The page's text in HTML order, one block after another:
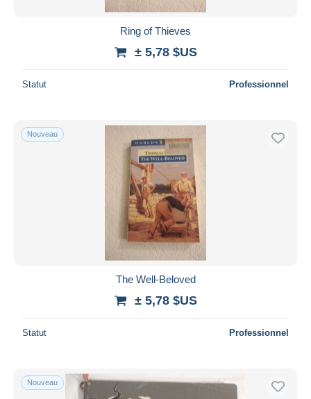
Ring of Thieves
± 5,78 $US
Statut Professionnel
Nouveau
The Well-Beloved
± 5,78 $US
Statut Professionnel
Nouveau